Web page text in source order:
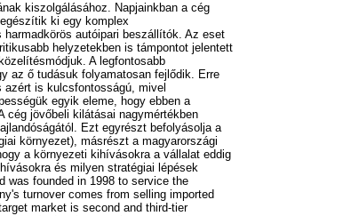
kiszolgálásához. Napjainkban a cég
ki egy komplex
autóipari beszállítók. Az eset
helyzetekben is támpontot jelentett
A legfontosabb
az ő tudásuk folyamatosan fejlődik. Erre
is kulcsfontosságú, mivel
egyik eleme, hogy ebben a
cég jövőbeli kilátásai nagymértékben
Ezt egyrészt befolyásolja a
környezet), másrészt a magyarországi
a környezeti kihívásokra a vállalat eddig
és milyen stratégiai lépések
was founded in 1998 to service the
turnover comes from selling imported
market is second and third-tier